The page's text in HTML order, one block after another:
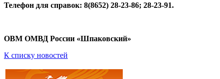
Телефон для справок: 8(8652) 28-23-86; 28-23-91.
ОВМ ОМВД России «Шпаковский»
К списку новостей